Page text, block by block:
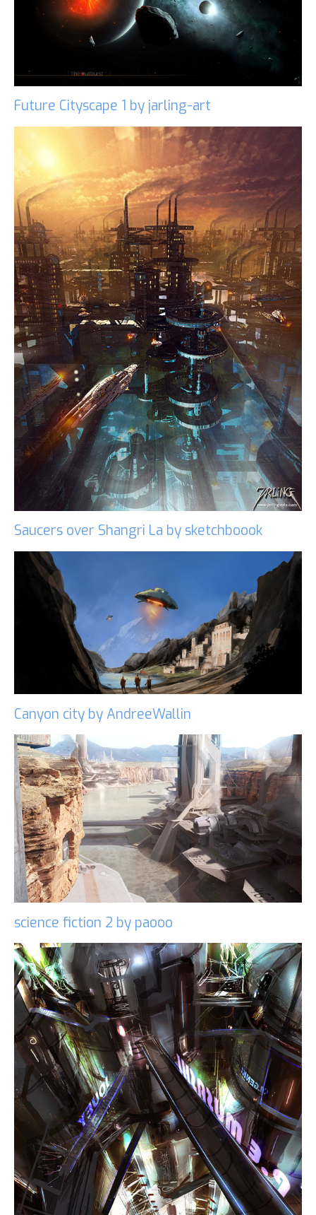
Future Cityscape 1 by jarling-art
Saucers over Shangri La by sketchboook
Canyon city by AndreeWallin
science fiction 2 by paooo